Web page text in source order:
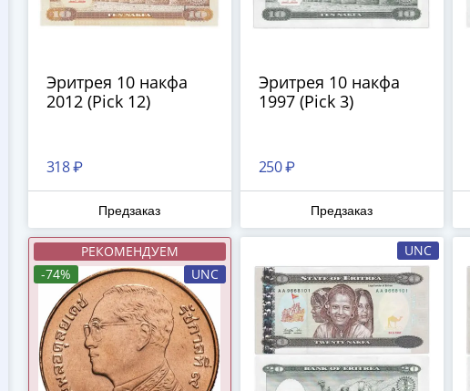
Эритрея 10 накфа
2012 (Pick 12)
318 ₽
Предзаказ
Эритрея 10 накфа
1997 (Pick 3)
250 ₽
Предзаказ
РЕКОМЕНДУЕМ
-74%
UNC
UNC